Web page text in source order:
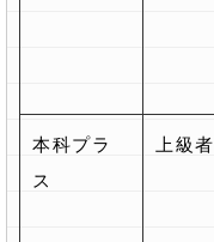
本科プラ
ス
上級者